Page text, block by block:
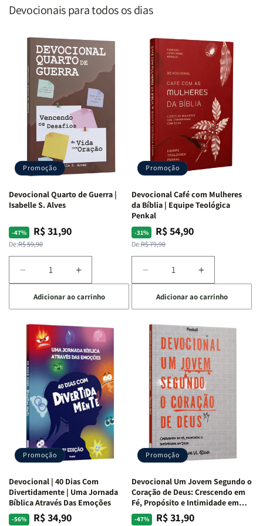
Devocionais para todos os dias
Promoção
Devocional Quarto de Guerra |
Isabelle S. Alves
-47%
Preço
normal
De:R$ 59,90
Preço
promocional
R$ 31,90
Diminuir
a
quantidade
de
Devocional
Quarto
de
Guerra
Isabelle
S.
Alves
Aumentar
a
quantidade
de
Devocional
Quarto
de
Guerra
|
Isabelle
S.
Alves
Adicionar ao carrinho
Promoção
Devocional Café com Mulheres
da Bíblia | Equipe Teológica
Penkal
-31%
Preço
normal
De:R$ 79,90
Preço
promocional
R$ 54,90
Diminuir
a
quantidade
de
Devocional
Café
com
Mulheres
da
Bíblia
Equipe
Teológica
Penkal
Aumentar
a
quantidade
de
Devocional
Café
com
Mulheres
da
Bíblia
|
Equipe
Teológica
Penkal
Adicionar ao carrinho
Promoção
Devocional | 40 Dias Com
Divertidamente | Uma Jornada
Bíblica Através Das Emoções
-56%
Preço
PreçoR$ 34,90
Promoção
Devocional Um Jovem Segundo o
Coração de Deus: Crescendo em
Fé, Propósito e Intimidade em
Deus
-47%
Preço
PreçoR$ 31,90